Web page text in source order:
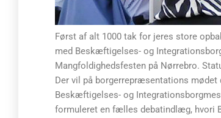
Først af alt 1000 tak for jeres store
med Beskæftigelses- og
Mangfoldighedsfesten på Nørrebro.
Der vil på borgerrepræsentations mødet
Beskæftigelses- og
formuleret en fælles debatindlæg, hvori